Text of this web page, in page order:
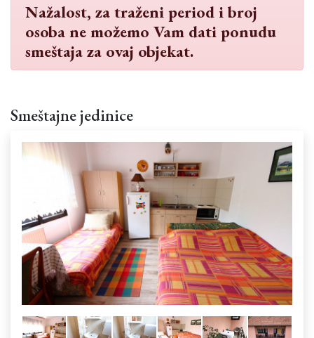
Nažalost, za traženi period i broj
osoba ne možemo Vam dati ponudu
smeštaja za ovaj objekat.
Smeštajne jedinice